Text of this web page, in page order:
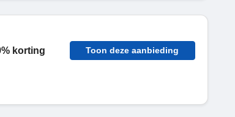
korting
Toon deze aanbieding